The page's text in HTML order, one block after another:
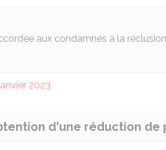
aux condamnés à la
2023
d'une réduction de